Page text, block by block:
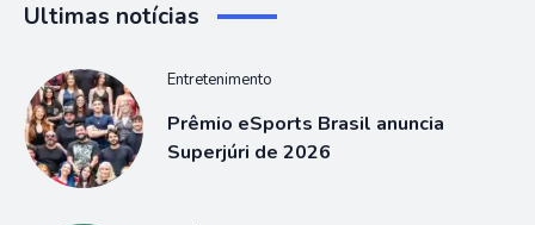
Ultimas notícias
Entretenimento
Prêmio eSports Brasil anuncia
Superjúri de 2026